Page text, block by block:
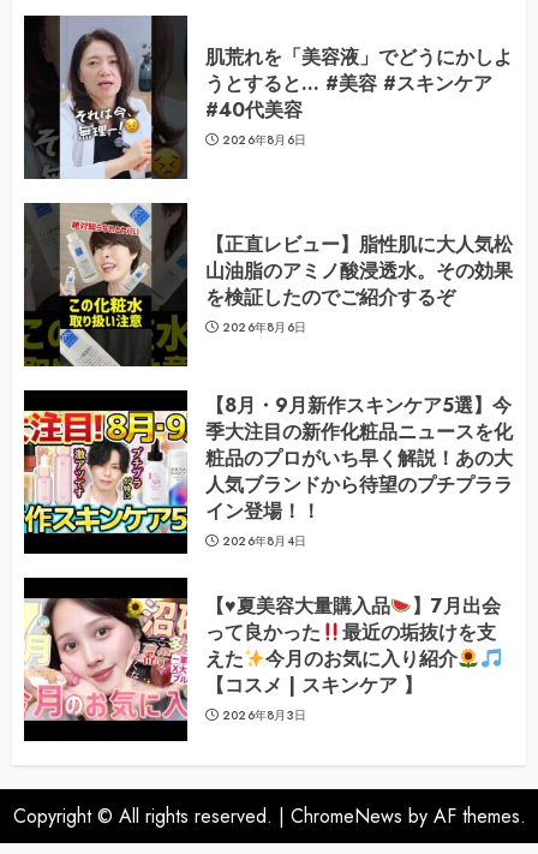
肌荒れを「美容液」でどうにかしよ
うとすると… #美容 #スキンケア
#40代美容
2026年8月6日
【正直レビュー】脂性肌に大人気松
山油脂のアミノ酸浸透水。その効果
を検証したのでご紹介するぞ
2026年8月6日
【8月・9月新作スキンケア5選】今
季大注目の新作化粧品ニュースを化
粧品のプロがいち早く解説！あの大
人気ブランドから待望のプチプララ
イン登場！！
2026年8月4日
【♥️夏美容大量購入品
】7月出会
って良かった
最近の垢抜けを支
えた
今月のお気に入り紹介
【コスメ | スキンケア 】
2026年8月3日
Copyright © All rights reserved. | ChromeNews by AF themes.